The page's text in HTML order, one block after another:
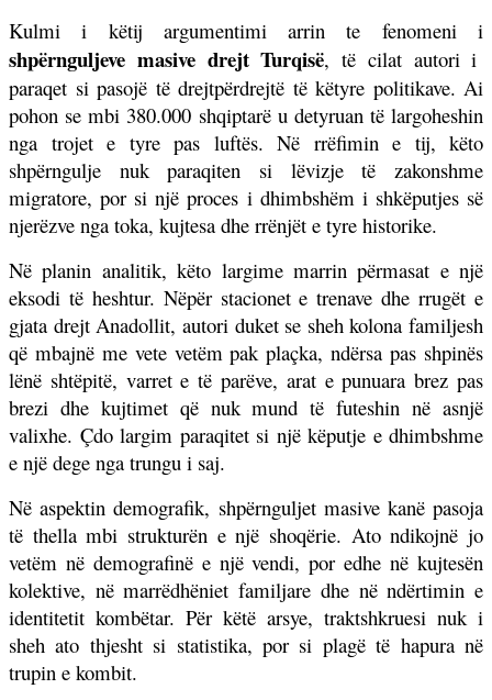
Kulmi i këtij argumentimi arrin te fenomeni i
shpërnguljeve masive drejt Turqisë, të cilat autori i
paraqet si pasojë të drejtpërdrejtë të këtyre politikave. Ai
pohon se mbi 380.000 shqiptarë u detyruan të largoheshin
nga trojet e tyre pas luftës. Në rrëfimin e tij, këto
shpërngulje nuk paraqiten si lëvizje të zakonshme
migratore, por si një proces i dhimbshëm i shkëputjes së
njerëzve nga toka, kujtesa dhe rrënjët e tyre historike.
Në planin analitik, këto largime marrin përmasat e një
eksodi të heshtur. Nëpër stacionet e trenave dhe rrugët e
gjata drejt Anadollit, autori duket se sheh kolona familjesh
që mbajnë me vete vetëm pak plaçka, ndërsa pas shpinës
lënë shtëpitë, varret e të parëve, arat e punuara brez pas
brezi dhe kujtimet që nuk mund të futeshin në asnjë
valixhe. Çdo largim paraqitet si një këputje e dhimbshme
e një dege nga trungu i saj.
Në aspektin demografik, shpërnguljet masive kanë pasoja
të thella mbi strukturën e një shoqërie. Ato ndikojnë jo
vetëm në demografinë e një vendi, por edhe në kujtesën
kolektive, në marrëdhëniet familjare dhe në ndërtimin e
identitetit kombëtar. Për këtë arsye, traktshkruesi nuk i
sheh ato thjesht si statistika, por si plagë të hapura në
trupin e kombit.